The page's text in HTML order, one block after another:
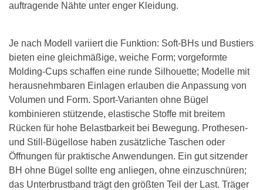
auftragende Nähte unter enger Kleidung.
Je nach Modell variiert die Funktion: Soft‑BHs und Bustiers
bieten eine gleichmäßige, weiche Form; vorgeformte
Molding‑Cups schaffen eine runde Silhouette; Modelle mit
herausnehmbaren Einlagen erlauben die Anpassung von
Volumen und Form. Sport‑Varianten ohne Bügel
kombinieren stützende, elastische Stoffe mit breitem
Rücken für hohe Belastbarkeit bei Bewegung. Prothesen‑
und Still‑Bügellose haben zusätzliche Taschen oder
Öffnungen für praktische Anwendungen. Ein gut sitzender
BH ohne Bügel sollte eng anliegen, ohne einzuschnüren;
das Unterbrustband trägt den größten Teil der Last. Träger